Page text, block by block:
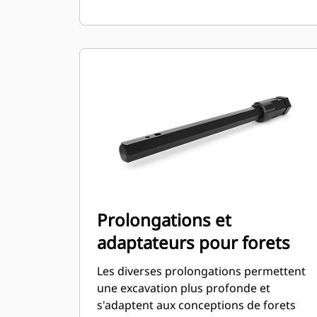
Prolongations et
adaptateurs pour forets
Les diverses prolongations permettent
une excavation plus profonde et
s'adaptent aux conceptions de forets